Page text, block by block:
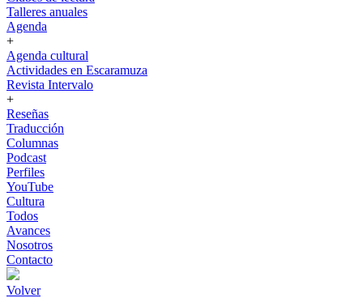
Talleres anuales
Agenda
+
Agenda cultural
Actividades en Escaramuza
Revista Intervalo
+
Reseñas
Traducción
Columnas
Podcast
Perfiles
YouTube
Cultura
Todos
Avances
Nosotros
Contacto
Volver